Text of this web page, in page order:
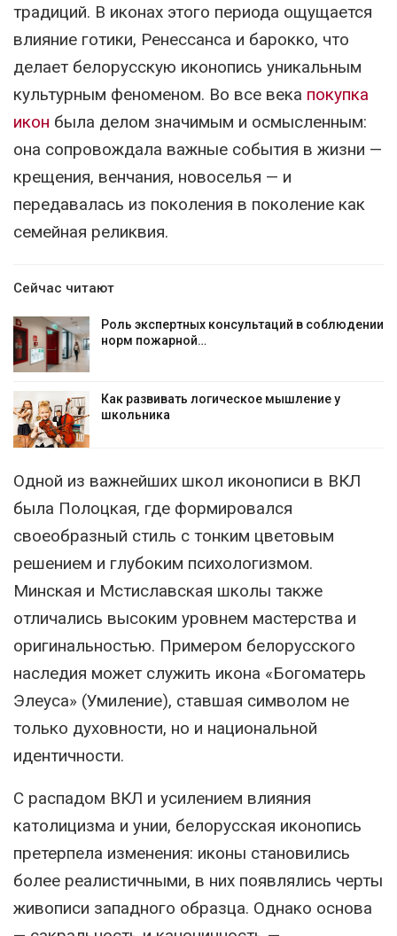
традиций. В иконах этого периода ощущается
влияние готики, Ренессанса и барокко, что
делает белорусскую иконопись уникальным
культурным феноменом. Во все века покупка
икон была делом значимым и осмысленным:
она сопровождала важные события в жизни —
крещения, венчания, новоселья — и
передавалась из поколения в поколение как
семейная реликвия.
Сейчас читают
Роль экспертных консультаций в соблюдении
норм пожарной…
Как развивать логическое мышление у
школьника
Одной из важнейших школ иконописи в ВКЛ
была Полоцкая, где формировался
своеобразный стиль с тонким цветовым
решением и глубоким психологизмом.
Минская и Мстиславская школы также
отличались высоким уровнем мастерства и
оригинальностью. Примером белорусского
наследия может служить икона «Богоматерь
Элеуса» (Умиление), ставшая символом не
только духовности, но и национальной
идентичности.
С распадом ВКЛ и усилением влияния
католицизма и унии, белорусская иконопись
претерпела изменения: иконы становились
более реалистичными, в них появлялись черты
живописи западного образца. Однако основа